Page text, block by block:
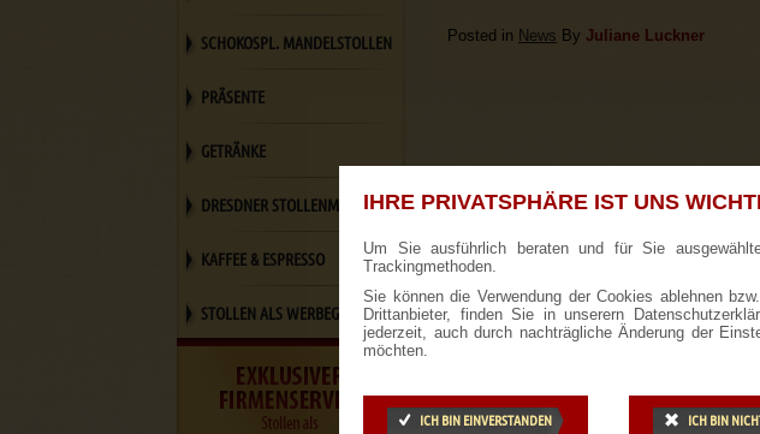
IHRE PRIVATSPHÄRE IST UNS
Um Sie ausführlich beraten und für Sie
Trackingmethoden.
Sie können die Verwendung der Cookies ablehnen
Drittanbieter, finden Sie in unserern
jederzeit, auch durch nachträgliche Änderung der
möchten.
ICH BIN EINVERSTANDEN ICH BIN
Posted in News By Juliane Luckner
SCHOKOSPL. MANDELSTOLLEN
PRÄSENTE
GETRÄNKE
DRESDNER STOLLENMESSER
KAFFEE & ESPRESSO
STOLLEN ALS WERBEGESCHENK